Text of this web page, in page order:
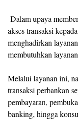
Dalam upaya
akses transaksi
menghadirkan
membutuhkan
Melalui layanan ini,
transaksi perbankan
pembayaran,
banking, hingga